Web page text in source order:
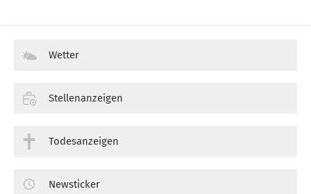
Wetter
Stellenanzeigen
Todesanzeigen
Newsticker